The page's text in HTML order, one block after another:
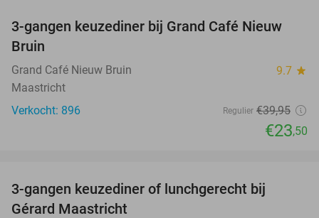
41%
3-gangen keuzediner bij Grand Café Nieuw
Bruin
Grand Café Nieuw Bruin 9.7 star
Maastricht
Verkocht: 896
Regulier €39,95
€23,50
3-gangen keuzediner of lunchgerecht bij
Gérard Maastricht